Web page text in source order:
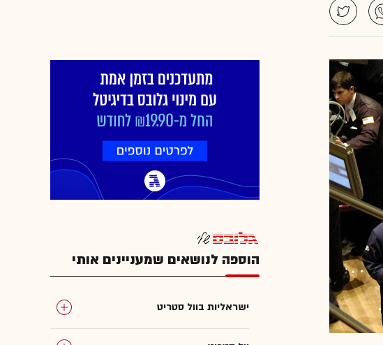
הוספה לנושאים שמעניינים אותי
ישראליות בוול סטריט